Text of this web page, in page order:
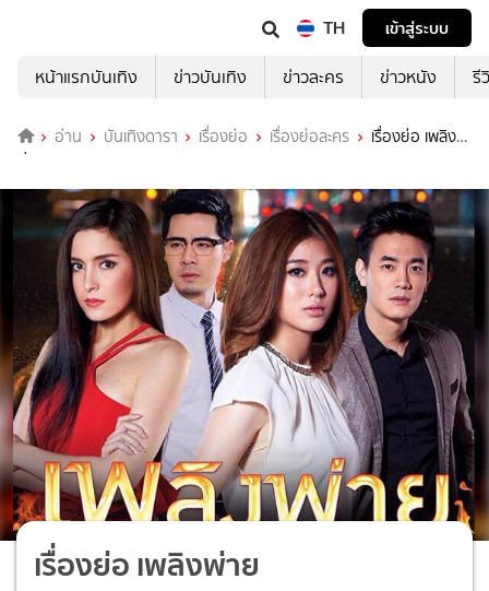
TH
เข้าสู่ระบบ
หน้าแรกบันเทิง
ข่าวบันเทิง ข่าวละคร ข่าวหนัง รี
อ่าน บันเทิงดารา เรื่องย่อ เรื่องย่อละคร
เรื่องย่อ เพลิง
พ่าย
เรื่องย่อ เพลิงพ่าย